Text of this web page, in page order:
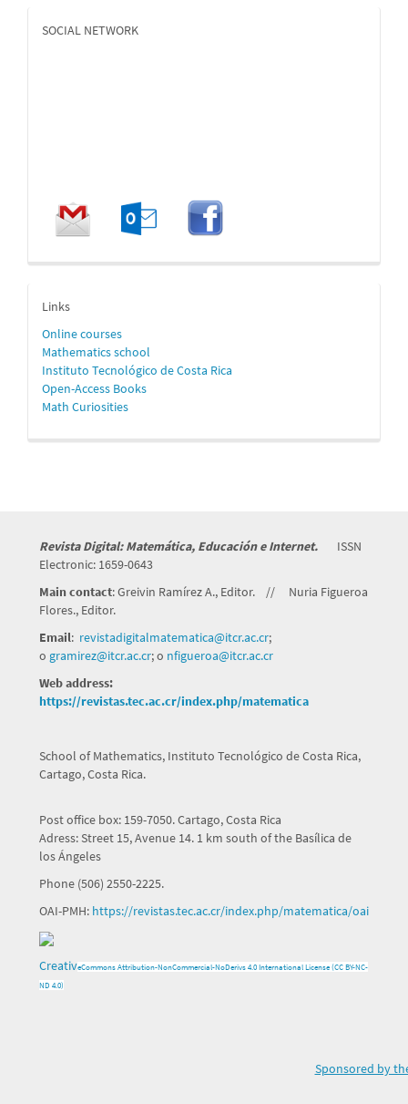
SOCIAL NETWORK
enlaces
Links
Onlinecourses
Mathematics school
Instituto Tecnológico de Costa Rica
Open-Access Books
Math Curiosities
Revista Digital: Matemática, Educación e Internet.
ISSN
Electronic: 1659-0643
Main contact: Greivin Ramírez A., Editor. // Nuria Figueroa
Flores., Editor.
Email: revistadigitalmatematica@itcr.ac.cr;
o gramirez@itcr.ac.cr; o nfigueroa@itcr.ac.cr
Web address:
https://revistas.tec.ac.cr/index.php/matematica
School of Mathematics, Instituto Tecnológico de Costa Rica,
Cartago, Costa Rica.
Post office box: 159-7050. Cartago, Costa Rica
Adress: Street 15, Avenue 14. 1 km south of the Basílica de
los Ángeles
Phone (506) 2550-2225.
OAI-PMH: https://revistas.tec.ac.cr/index.php/matematica/oai
CreativeCommons Attribution-NonCommercial-NoDerivs 4.0 International License (CC BY-NC-
ND 4.0)
Sponsored by